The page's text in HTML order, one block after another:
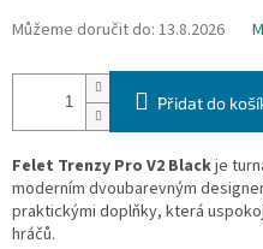
Můžeme doručit do: 13.8.2026
Přidat do
Felet Trenzy Pro V2 Blackje
moderním dvoubarevným
praktickými doplňky, která
hráčů.